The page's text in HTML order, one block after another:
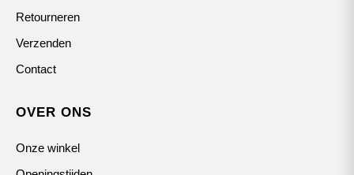
Retourneren
Verzenden
Contact
OVER ONS
Onze winkel